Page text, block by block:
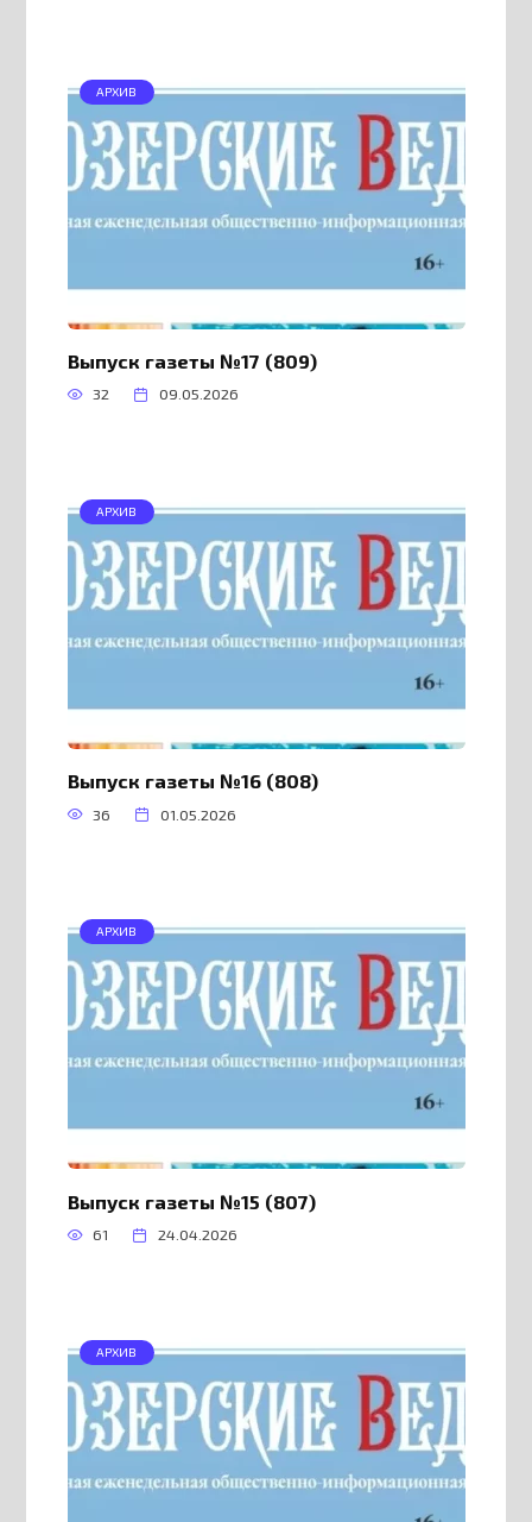
АРХИВ
Выпуск газеты №17 (809)
32 09.05.2026
АРХИВ
Выпуск газеты №16 (808)
36 01.05.2026
АРХИВ
Выпуск газеты №15 (807)
61 24.04.2026
АРХИВ